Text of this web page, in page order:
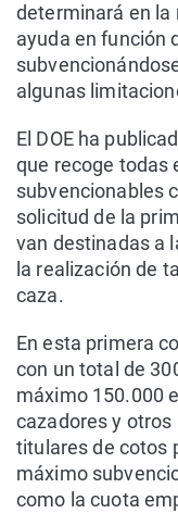
determinará en la
ayuda en función
algunas
El DOE ha
que recoge todas
subvencionables
solicitud de la
van destinadas a
la realización de
caza.
En esta primera
con un total de
máximo 150.000
cazadores y otros
titulares de cotos
máximo
como la cuota